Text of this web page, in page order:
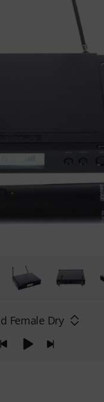
Female Dry